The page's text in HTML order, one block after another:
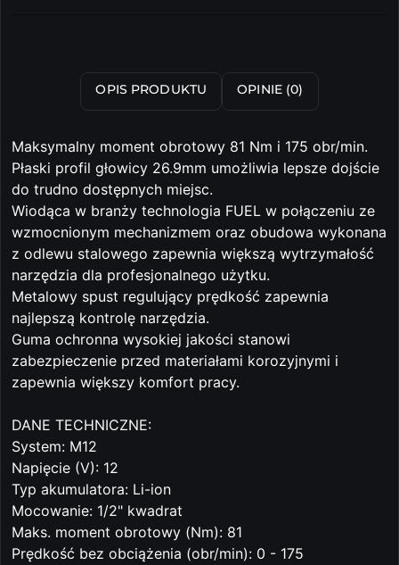
OPIS PRODUKTU OPINIE (0)
Maksymalny moment obrotowy 81 Nm i 175 obr/min.
Płaski profil głowicy 26.9mm umożliwia lepsze dojście
do trudno dostępnych miejsc.
Wiodąca w branży technologia FUEL w połączeniu ze
wzmocnionym mechanizmem oraz obudowa wykonana
z odlewu stalowego zapewnia większą wytrzymałość
narzędzia dla profesjonalnego użytku.
Metalowy spust regulujący prędkość zapewnia
najlepszą kontrolę narzędzia.
Guma ochronna wysokiej jakości stanowi
zabezpieczenie przed materiałami korozyjnymi i
zapewnia większy komfort pracy.
DANE TECHNICZNE:
System: M12
Napięcie (V): 12
Typ akumulatora: Li-ion
Mocowanie: 1/2" kwadrat
Maks. moment obrotowy (Nm): 81
Prędkość bez obciążenia (obr/min): 0 - 175